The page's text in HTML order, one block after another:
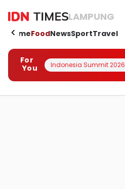
LAMPUNG
HomeFoodNewsSportTravel
For
You
Indonesia Summit 2026